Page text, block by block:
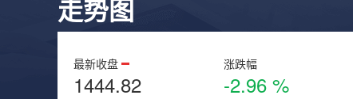
走势图
最新收盘
1444.82
涨跌幅
-2.96 %